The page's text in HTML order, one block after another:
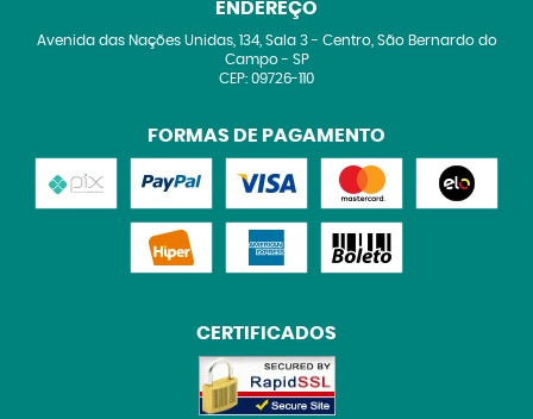
ENDEREÇO
Avenida das Nações Unidas, 134, Sala 3- Centro, São Bernardo do
Campo- SP
CEP: 09726-110
FORMAS DE PAGAMENTO
CERTIFICADOS